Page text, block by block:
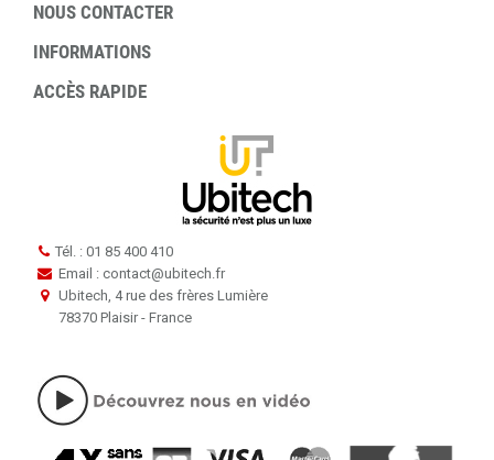
NOUS CONTACTER
INFORMATIONS
ACCÈS RAPIDE
Tél. : 01 85 400 410
Email : contact@ubitech.fr
Ubitech, 4 rue des frères Lumière
78370 Plaisir - France